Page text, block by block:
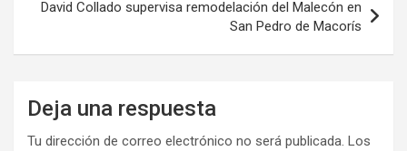
David Collado supervisa remodelación del Malecón en
San Pedro de Macorís
Deja una respuesta
Tu dirección de correo electrónico no será publicada. Los